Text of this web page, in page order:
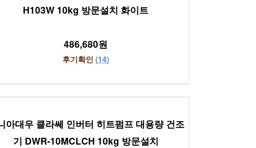
H103W 10kg 방문설치 화이트
486,680원
후기확인 (14)
아대우 클라쎄 인버터 히트펌프 대용량 건조
기 DWR-10MCLCH 10kg 방문설치